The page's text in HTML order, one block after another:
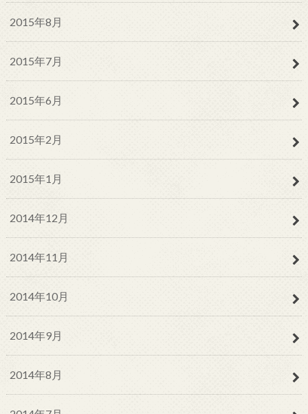
2015年8月
2015年7月
2015年6月
2015年2月
2015年1月
2014年12月
2014年11月
2014年10月
2014年9月
2014年8月